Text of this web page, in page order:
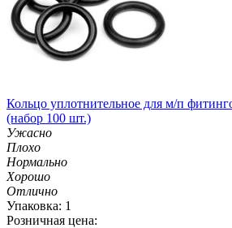
Кольцо уплотнительное для м/п
(набор 100 шт.)
Ужасно
Плохо
Нормально
Хорошо
Отлично
Упаковка: 1
Розничная цена: